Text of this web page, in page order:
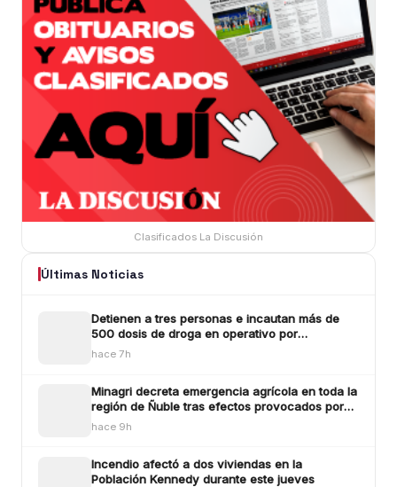
Clasificados La Discusión
Últimas Noticias
Detienen a tres personas e incautan más de
500 dosis de droga en operativo por
microtráfico en Bulne
hace 7h
Minagri decreta emergencia agrícola en toda la
región de Ñuble tras efectos provocados por
los sistemas frontlaes
hace 9h
Incendio afectó a dos viviendas en la
Población Kennedy durante este jueves